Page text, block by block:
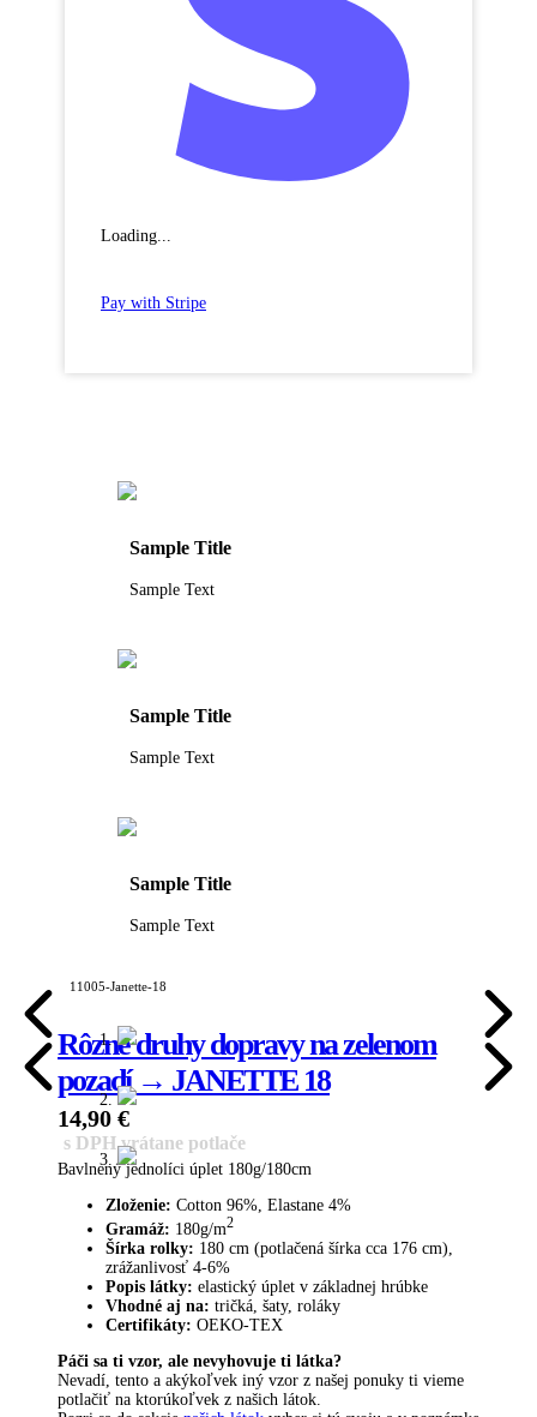
Loading...
Pay with Stripe
Sample Title
Sample Text
Sample Title
Sample Text
Sample Title
Sample Text
11005-Janette-18
Rôzne druhy dopravy na zelenom
pozadí → JANETTE 18
14,90 €
s DPH vrátane potlače
Bavlnený jednolíci úplet 180g/180cm
Zloženie: Cotton 96%, Elastane 4%
Gramáž: 180g/m2
Šírka rolky: 180 cm (potlačená šírka cca 176 cm),
zrážanlivosť 4-6%
Popis látky: elastický úplet v základnej hrúbke
Vhodné aj na: tričká, šaty, roláky
Certifikáty: OEKO-TEX
Páči sa ti vzor, ​​ale nevyhovuje ti látka?
Nevadí, tento a akýkoľvek iný vzor z našej ponuky ti vieme
potlačiť na ktorúkoľvek z našich látok.